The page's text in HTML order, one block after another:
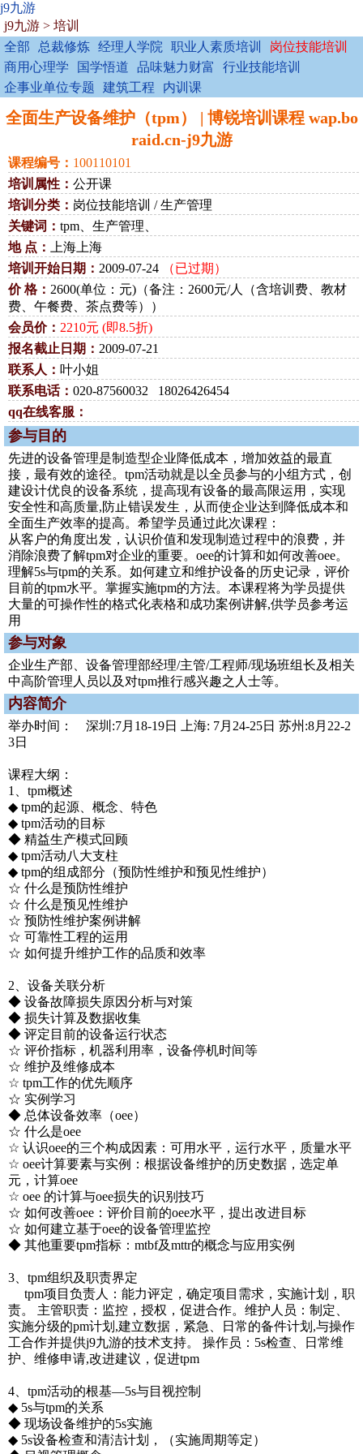
j9九游
j9九游 > 培训
全部
总裁修炼 经理人学院 职业人素质培训
岗位技能培训
商用心理学
国学悟道 品味魅力财富
行业技能培训
企事业单位专题
建筑工程 内训课
全面生产设备维护（tpm） | 博锐培训课程 wap.bo
raid.cn-j9九游
课程编号： 100110101
培训属性： 公开课
培训分类： 岗位技能培训 / 生产管理
关键词： tpm、生产管理、
地 点：
上海上海
培训开始日期： 2009-07-24
（已过期）
价 格： 2600(单位：元)（备注：2600元/人（含培训费、教材
费、午餐费、茶点费等））
会员价： 2210元 (即8.5折)
报名截止日期： 2009-07-21
联系人： 叶小姐
联系电话： 020-87560032 18026426454
qq在线客服：
参与目的
先进的设备管理是制造型企业降低成本，增加效益的最直
接，最有效的途径。tpm活动就是以全员参与的小组方式，创
建设计优良的设备系统，提高现有设备的最高限运用，实现
安全性和高质量,防止错误发生，从而使企业达到降低成本和
全面生产效率的提高。希望学员通过此次课程：
从客户的角度出发，认识价值和发现制造过程中的浪费，并
消除浪费了解tpm对企业的重要。oee的计算和如何改善oee。
理解5s与tpm的关系。如何建立和维护设备的历史记录，评价
目前的tpm水平。掌握实施tpm的方法。本课程将为学员提供
大量的可操作性的格式化表格和成功案例讲解,供学员参考运
用
参与对象
企业生产部、设备管理部经理/主管/工程师/现场班组长及相关
中高阶管理人员以及对tpm推行感兴趣之人士等。
内容简介
举办时间： 深圳:7月18-19日 上海: 7月24-25日 苏州:8月22-2
3日
课程大纲：
1、tpm概述
◆ tpm的起源、概念、特色
◆ tpm活动的目标
◆ 精益生产模式回顾
◆ tpm活动八大支柱
◆ tpm的组成部分（预防性维护和预见性维护）
☆ 什么是预防性维护
☆ 什么是预见性维护
☆ 预防性维护案例讲解
☆ 可靠性工程的运用
☆ 如何提升维护工作的品质和效率
2、设备关联分析
◆ 设备故障损失原因分析与对策
◆ 损失计算及数据收集
◆ 评定目前的设备运行状态
☆ 评价指标，机器利用率，设备停机时间等
☆ 维护及维修成本
☆ tpm工作的优先顺序
☆ 实例学习
◆ 总体设备效率（oee）
☆ 什么是oee
☆ 认识oee的三个构成因素：可用水平，运行水平，质量水平
☆ oee计算要素与实例：根据设备维护的历史数据，选定单
元，计算oee
☆ oee 的计算与oee损失的识别技巧
☆ 如何改善oee：评价目前的oee水平，提出改进目标
☆ 如何建立基于oee的设备管理监控
◆ 其他重要tpm指标：mtbf及mttr的概念与应用实例
3、tpm组织及职责界定
tpm项目负责人：能力评定，确定项目需求，实施计划，职
责。 主管职责：监控，授权，促进合作。维护人员：制定、
实施分级的pm计划,建立数据，紧急、日常的备件计划,与操作
工合作并提供j9九游的技术支持。 操作员：5s检查、日常维
护、维修申请,改进建议，促进tpm
4、tpm活动的根基—5s与目视控制
◆ 5s与tpm的关系
◆ 现场设备维护的5s实施
◆ 5s设备检查和清洁计划，（实施周期等定）